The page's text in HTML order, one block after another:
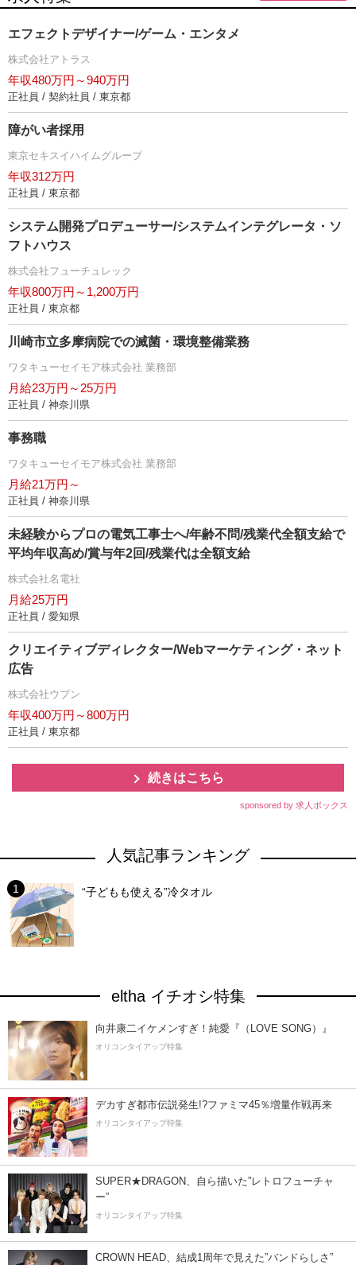
エフェクトデザイナー/ゲーム・エンタメ
株式会社アトラス
年収480万円～940万円
正社員 / 契約社員 / 東京都
障がい者採用
東京セキスイハイムグループ
年収312万円
正社員 / 東京都
システム開発プロデューサー/システムインテグレータ・ソ
フトハウス
株式会社フューチュレック
年収800万円～1,200万円
正社員 / 東京都
川崎市立多摩病院での滅菌・環境整備業務
ワタキューセイモア株式会社 業務部
月給23万円～25万円
正社員 / 神奈川県
事務職
ワタキューセイモア株式会社 業務部
月給21万円～
正社員 / 神奈川県
未経験からプロの電気工事士へ/年齢不問/残業代全額支給で
平均年収高め/賞与年2回/残業代は全額支給
株式会社名電社
月給25万円
正社員 / 愛知県
クリエイティブディレクター/Webマーケティング・ネット
広告
株式会社ウブン
年収400万円～800万円
正社員 / 東京都
続きはこちら
sponsored by 求人ボックス
人気記事ランキング
“子どもも使える”冷タオル
eltha イチオシ特集
向井康二イケメンすぎ！純愛『（LOVE SONG）』
オリコンタイアップ特集
デカすぎ都市伝説発生!?ファミマ45％増量作戦再来
オリコンタイアップ特集
SUPER★DRAGON、自ら描いた”レトロフューチャ
ー”
オリコンタイアップ特集
CROWN HEAD、結成1周年で見えた”バンドらしさ”